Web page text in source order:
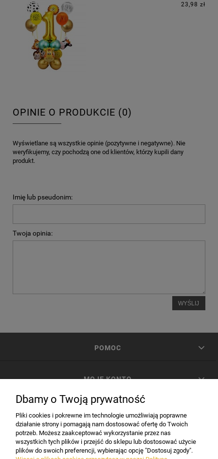
23,98 zł
OPINIE O PRODUKCIE (0)
Wyświetlane są wszystkie opinie (pozytywne i negatywne). Nie
weryfikujemy, czy pochodzą one od klientów, którzy kupili dany
produkt.
Imię lub pseudonim:
Twoja opinia:
WYŚLIJ
POMOC
MOJE KONTO
INFORMACJE
Dbamy o Twoją prywatność
Pliki cookies i pokrewne im technologie umożliwiają poprawne
działanie strony i pomagają nam dostosować ofertę do Twoich
potrzeb. Możesz zaakceptować wykorzystanie przez nas
wszystkich tych plików i przejść do sklepu lub dostosować użycie
plików do swoich preferencji, wybierając opcję "Dostosuj zgody".